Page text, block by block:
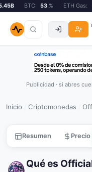
BTC: 53 % ETH Gas: --
Publicidad · si abres
Inicio Criptomonedas
Resumen Precio
Qué es